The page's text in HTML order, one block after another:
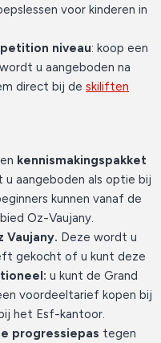
voor kinderen in
niveau: koop een
u aangeboden na
direct bij de skiliften
kennismakingspakket
aangeboden als optie bij
kunnen vanaf de
Oz-Vaujany.
Vaujany. Deze wordt u
gekocht of u kunt deze
u kunt de Grand
voordeeltarief kopen bij
het Esf-kantoor.
progressiepas tegen